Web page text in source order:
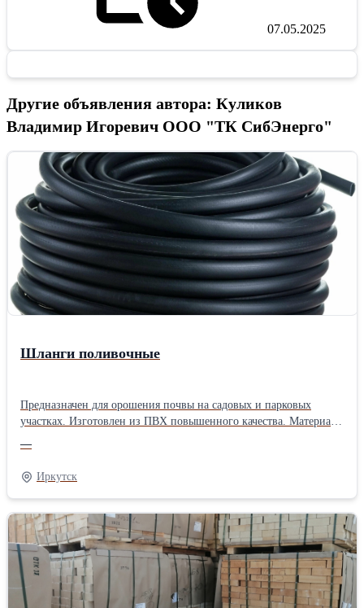
07.05.2025
Другие объявления автора: Куликов
Владимир Игоревич ООО "ТК СибЭнерго"
Шланги поливочные
Предназначен для орошения почвы на садовых и парковых
участках. Изготовлен из ПВХ повышенного качества. Материал
Устойчив к воздействию УФ излучению, не подвержен
гниению. Имеет высокую эластичность. Гладкое и прочное
наружное полимерное покрытие, защищает шланг от
повреждений. Максимальная нагрузка - 13 бар. Диапазон
рабочих температур от -5 до +30 °С.
—
Иркутск